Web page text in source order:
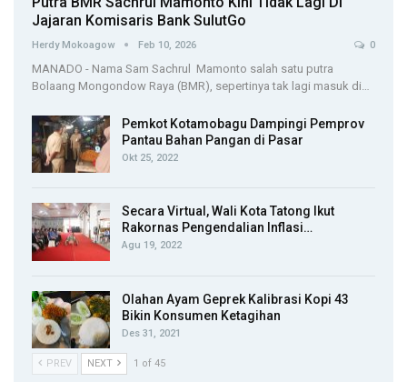
Jajaran Komisaris Bank SulutGo
Herdy Mokoagow Feb 10, 2026 0
MANADO - Nama Sam Sachrul Mamonto salah satu putra
Bolaang Mongondow Raya (BMR), sepertinya tak lagi masuk di…
Pemkot Kotamobagu Dampingi Pemprov
Pantau Bahan Pangan di Pasar
Okt 25, 2022
Secara Virtual, Wali Kota Tatong Ikut
Rakornas Pengendalian Inflasi…
Agu 19, 2022
Olahan Ayam Geprek Kalibrasi Kopi 43
Bikin Konsumen Ketagihan
Des 31, 2021
PREV NEXT 1 of 45